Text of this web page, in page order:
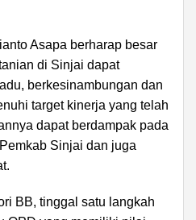
Asapa berharap besar
di Sinjai dapat
berkesinambungan dan
target kinerja yang telah
dapat berdampak pada
Sinjai dan juga
BB, tinggal satu langkah